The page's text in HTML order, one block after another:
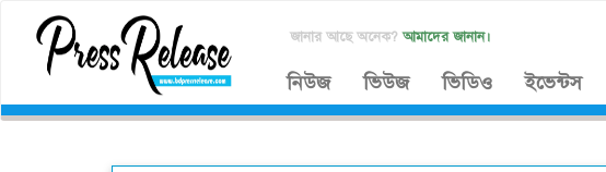
জানার আছে অনেক? আমাদের জানান।
নিউজ ভিউজ ভিডিও ইভেন্টস